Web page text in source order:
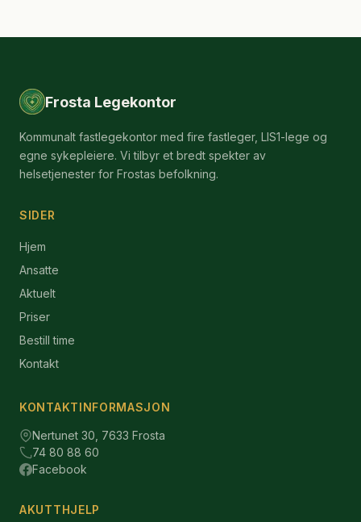
Frosta Legekontor
Kommunalt fastlegekontor med fire fastleger, LIS1-lege og
egne sykepleiere. Vi tilbyr et bredt spekter av
helsetjenester for Frostas befolkning.
SIDER
Hjem
Ansatte
Aktuelt
Priser
Bestill time
Kontakt
KONTAKTINFORMASJON
Nertunet 30, 7633 Frosta
74 80 88 60
Facebook
AKUTTHJELP